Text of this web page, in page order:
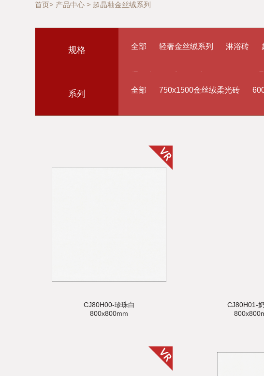
首页> 产品中心 > 超晶釉金丝绒系列
规格 全部 轻奢金丝绒系列 淋浴砖
系列 全部 750x1500金丝绒柔光砖
CJ80H00-珍珠白
800x800mm
CJ80H01-